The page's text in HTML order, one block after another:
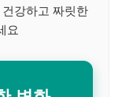
강하고 짜릿한
요